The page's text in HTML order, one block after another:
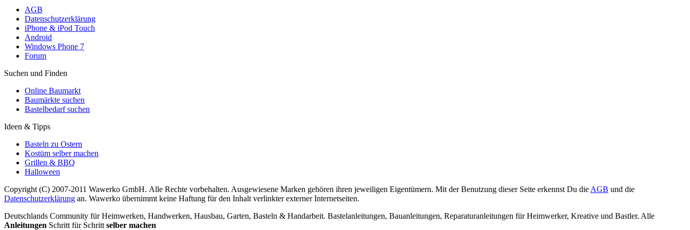
AGB
Datenschutzerklärung
iPhone & iPod Touch
Android
Windows Phone 7
Forum
Suchen und Finden
Online Baumarkt
Baumärkte suchen
Bastelbedarf suchen
Ideen & Tipps
Basteln zu Ostern
Kostüm selber machen
Grillen & BBQ
Halloween
Copyright (C) 2007-2011 Wawerko GmbH. Alle Rechte vorbehalten. Ausgewiesene Marken gehören ihren jeweiligen Eigentümern. Mit der Benutzung dieser Seite erkennst Du die AGB und die
Datenschutzerklärung an. Wawerko übernimmt keine Haftung für den Inhalt verlinkter externer Internetseiten.
Deutschlands Community für Heimwerken, Handwerken, Hausbau, Garten, Basteln & Handarbeit. Bastelanleitungen, Bauanleitungen, Reparaturanleitungen für Heimwerker, Kreative und Bastler. Alle
Anleitungen Schritt für Schritt selber machen